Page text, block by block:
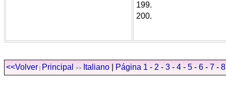
199.
200.
<<Volver | Principal >> Italiano Página 1 - 2 - 3 - 4 - 5 - 6 - 7 - 8